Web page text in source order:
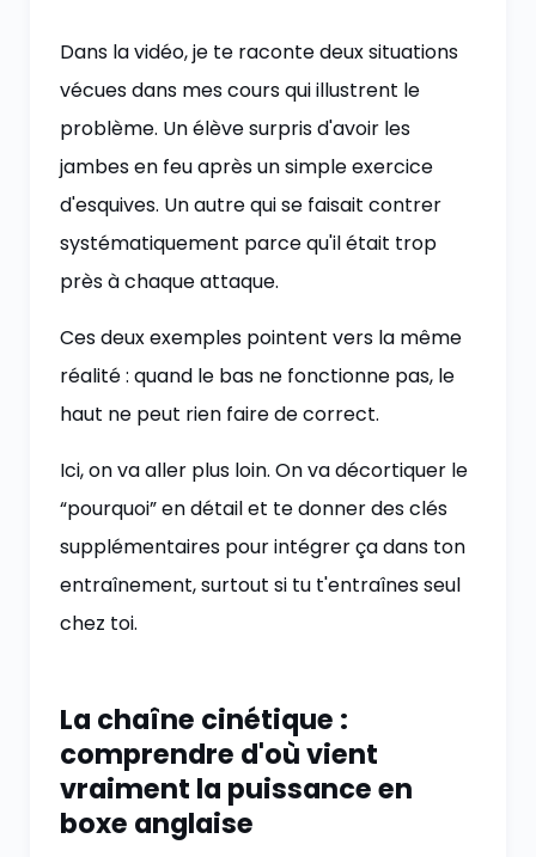
Dans la vidéo, je te raconte deux situations
vécues dans mes cours qui illustrent le
problème. Un élève surpris d'avoir les
jambes en feu après un simple exercice
d'esquives. Un autre qui se faisait contrer
systématiquement parce qu'il était trop
près à chaque attaque.
Ces deux exemples pointent vers la même
réalité : quand le bas ne fonctionne pas, le
haut ne peut rien faire de correct.
Ici, on va aller plus loin. On va décortiquer le
“pourquoi” en détail et te donner des clés
supplémentaires pour intégrer ça dans ton
entraînement, surtout si tu t'entraînes seul
chez toi.
La chaîne cinétique :
comprendre d'où vient
vraiment la puissance en
boxe anglaise